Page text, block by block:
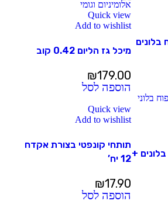
בלונים
Quick view
Add to wishlist
מיכל גז הליום 0.42 קוב
₪179.00
הוספה לסל
מיכל גז הליום + 50 בלונים +
Quick view
Add to wishlist
תותחי קונפטי בצורת אקדח
12 יח’
₪17.90
הוספה לסל